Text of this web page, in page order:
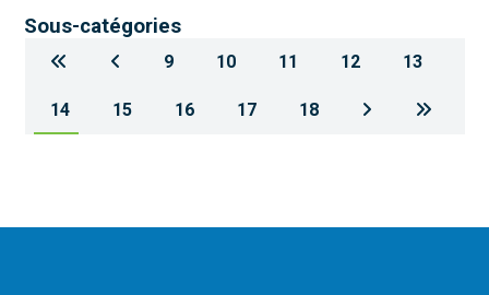
Sous-catégories
9 10 11 12 13
14 15 16 17 18